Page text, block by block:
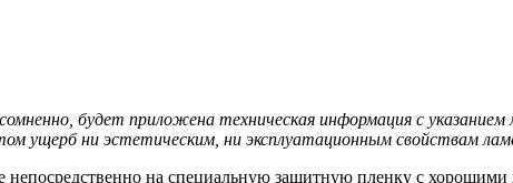
будет приложена техническая информация с
ущерб ни эстетическим, ни эксплуатационным свойствам
непосредственно на специальную защитную пленку с